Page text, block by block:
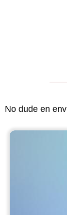
No dude en